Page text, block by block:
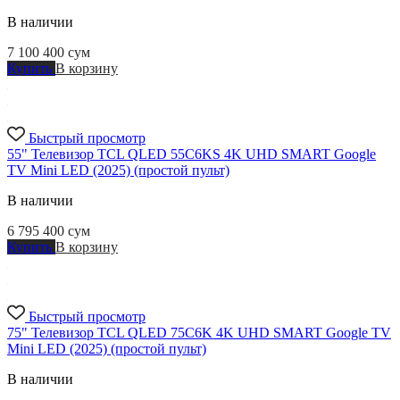
В наличии
7 100 400 сум
Купить В корзину
Быстрый просмотр
55" Телевизор TCL QLED 55C6KS 4K UHD SMART Google
TV Mini LED (2025) (простой пульт)
В наличии
6 795 400 сум
Купить В корзину
Быстрый просмотр
75" Телевизор TCL QLED 75C6K 4K UHD SMART Google TV
Mini LED (2025) (простой пульт)
В наличии